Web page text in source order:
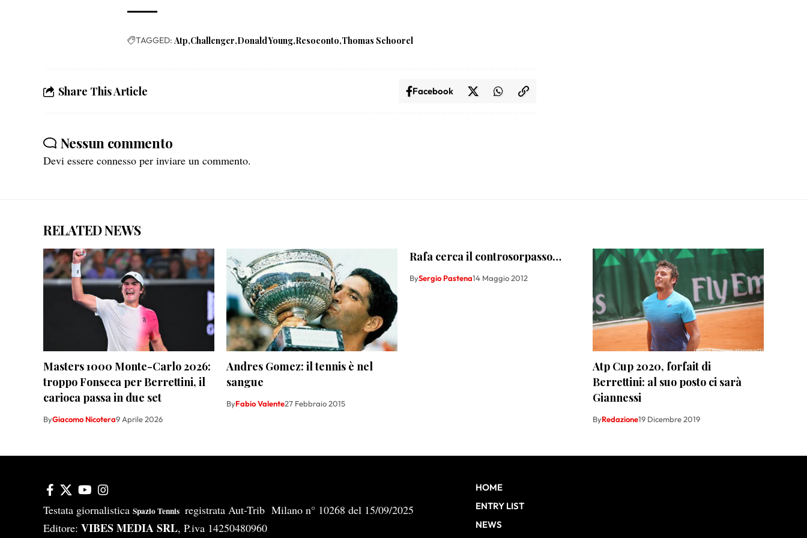
TAGGED: Atp Challenger Donald Young Resoconto Thomas Schoorel
Share This Article Facebook
Nessun commento
Devi essere connesso per inviare un commento.
RELATED NEWS
Masters 1000 Monte-Carlo 2026:
troppo Fonseca per Berrettini, il
carioca passa in due set
ByGiacomo Nicotera9 Aprile 2026
Andres Gomez: il tennis è nel
sangue
ByFabio Valente27 Febbraio 2015
Rafa cerca il controsorpasso…
BySergio Pastena14 Maggio 2012
Atp Cup 2020, forfait di
Berrettini: al suo posto ci sarà
Giannessi
ByRedazione19 Dicembre 2019
Testata giornalistica Spazio Tennis registrata Aut-Trib Milano n° 10268 del 15/09/2025
Editore: VIBES MEDIA SRL, P.iva 14250480960
HOME
ENTRY LIST
NEWS